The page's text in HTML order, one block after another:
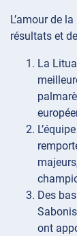
L’amour de
résultats et
La
Des
ont